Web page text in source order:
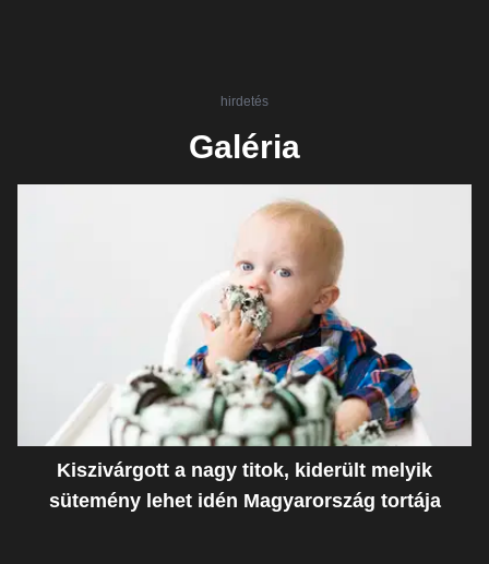
hirdetés
Galéria
Kiszivárgott a nagy titok, kiderült melyik
sütemény lehet idén Magyarország tortája